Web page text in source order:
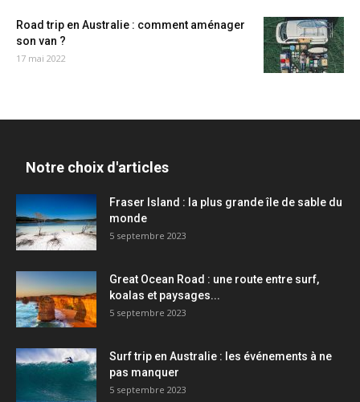
Road trip en Australie : comment aménager
son van ?
17 mai 2022
Notre choix d'articles
Fraser Island : la plus grande île de sable du
monde
5 septembre 2023
Great Ocean Road : une route entre surf,
koalas et paysages...
5 septembre 2023
Surf trip en Australie : les événements à ne
pas manquer
5 septembre 2023